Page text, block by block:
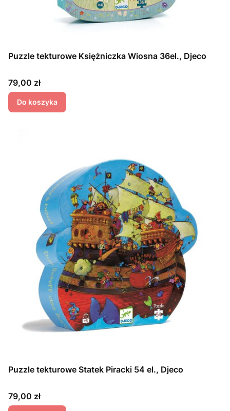
Puzzle tekturowe Księżniczka Wiosna 36el., Djeco
Cena
79,00 zł
Do koszyka
Puzzle tekturowe Statek Piracki 54 el., Djeco
Cena
79,00 zł